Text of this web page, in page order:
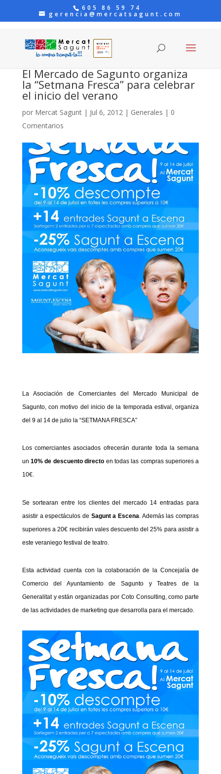
605 86 59 74
gerencia@mercatsagunt.com
El Mercado de Sagunto organiza
la “Setmana Fresca” para celebrar
el inicio del verano
por Mercat Sagunt| Jul 6, 2012| Generales | 0
Comentarios
La Asociación de Comerciantes del Mercado Municipal de
Sagunto, con motivo del inicio de la temporada estival, organiza
del 9 al 14 de julio la “SETMANA FRESCA”
Los comerciantes asociados ofrecerán durante toda la semana
un10% de descuento directo en todas las compras superiores a
10€.
Se sortearan entre los clientes del mercado 14 entradas para
asistir a espectáculos de Sagunt a Escena . Además las compras
superiores a 20€ recibirán vales descuento del 25% para asistir a
este veraniego festival de teatro.
Esta actividad cuenta con la colaboración de la Concejalía de
Comercio del Ayuntamiento de Sagunto y Teatres de la
Generalitat y están organizadas por Coto Consulting, como parte
de las actividades de marketing que desarrolla para el mercado.